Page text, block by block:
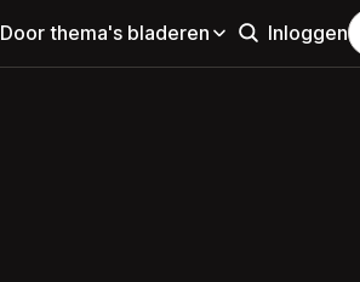
Door thema's bladeren Inloggen